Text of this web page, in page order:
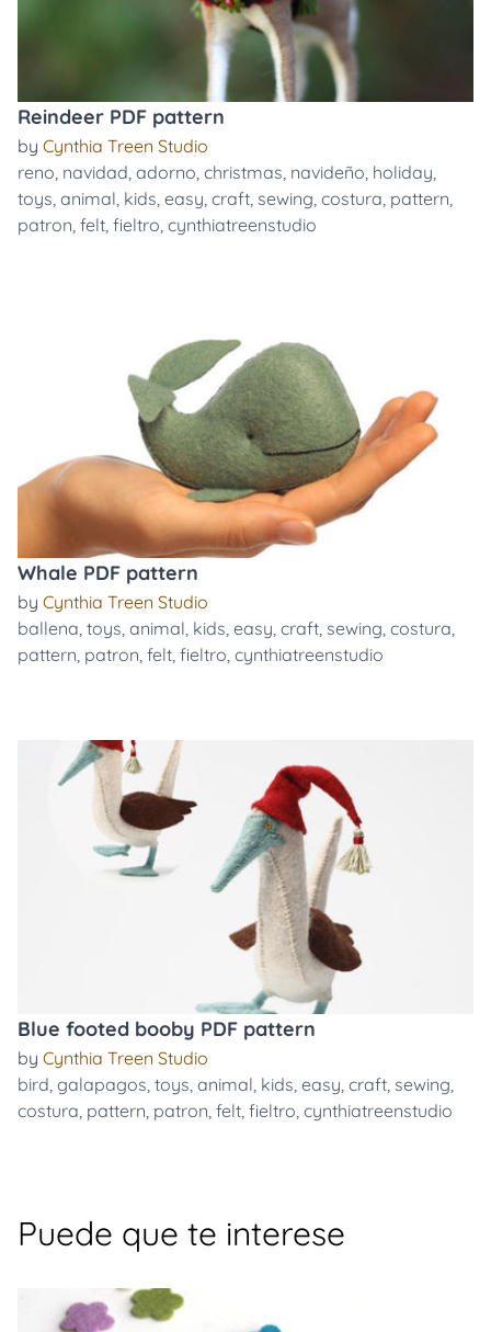
Reindeer PDF pattern
by Cynthia Treen Studio
reno, navidad, adorno, christmas, navideño, holiday,
toys, animal, kids, easy, craft, sewing, costura, pattern,
patron, felt, fieltro, cynthiatreenstudio
Whale PDF pattern
by Cynthia Treen Studio
ballena, toys, animal, kids, easy, craft, sewing, costura,
pattern, patron, felt, fieltro, cynthiatreenstudio
Blue footed booby PDF pattern
by Cynthia Treen Studio
bird, galapagos, toys, animal, kids, easy, craft, sewing,
costura, pattern, patron, felt, fieltro, cynthiatreenstudio
Puede que te interese